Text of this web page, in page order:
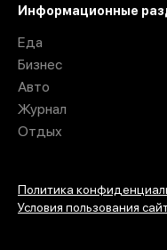
Информационные
Еда
Бизнес
Авто
Журнал
Отдых
Политика
Условия пользования